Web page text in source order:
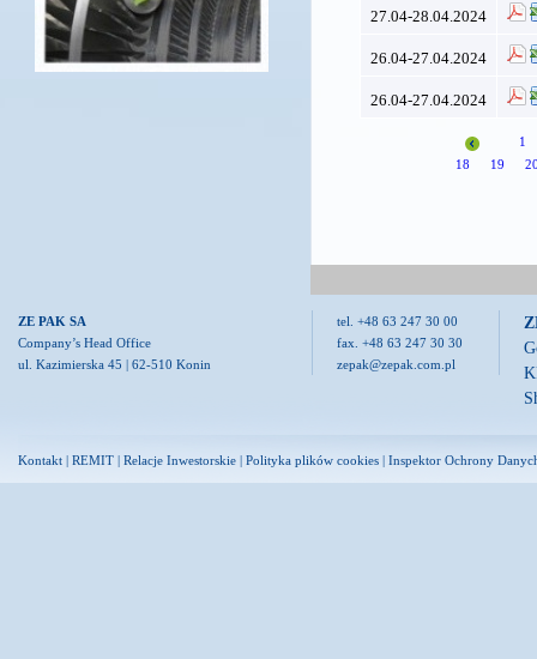
27.04-28.04.2024
26.04-27.04.2024
26.04-27.04.2024
1
18
19
ZE PAK SA
Company’s Head Office
ul. Kazimierska 45 | 62-510 Konin
tel. +48 63 247 30 00
fax. +48 63 247 30 30
zepak@zepak.com.pl
Kontakt | REMIT | Relacje Inwestorskie | Polityka plików cookies | Inspektor Ochrony